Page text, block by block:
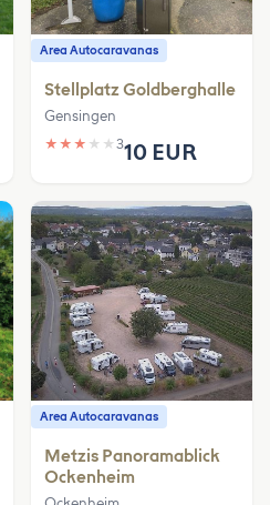
Area Autocaravanas
Stellplatz Goldberghalle
Gensingen
★ ★ ★ ★ ★ 310 EUR
Area Autocaravanas
Metzis Panoramablick
Ockenheim